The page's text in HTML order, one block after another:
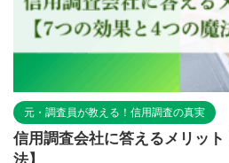
元・調査員が教える！信用調査の真実
信用調査会社に答えるメリッ
法】